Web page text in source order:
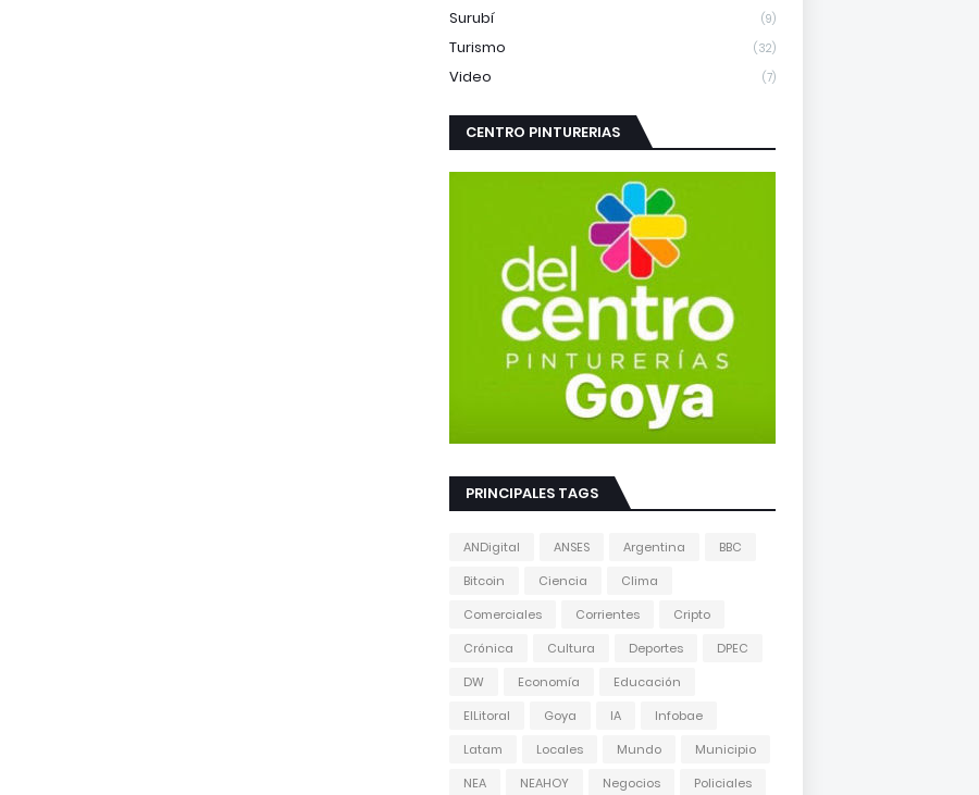
Surubí (9)
Turismo (32)
Video (7)
CENTRO PINTURERIAS
PRINCIPALES TAGS
ANDigital ANSES Argentina
BBC
Bitcoin
Ciencia
Clima
Comerciales
Corrientes
Cripto
Crónica
Cultura Deportes
DPEC
DW
Economía
Educación
ElLitoral
Goya IA
Infobae
Latam
Locales Mundo
Municipio
NEA
NEAHOY Negocios Policiales